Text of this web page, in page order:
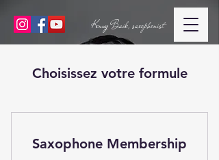
Kenny Baik, saxophonist
Choisissez votre formule
Saxophone Membership